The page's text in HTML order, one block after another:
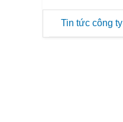
Tin tức công ty